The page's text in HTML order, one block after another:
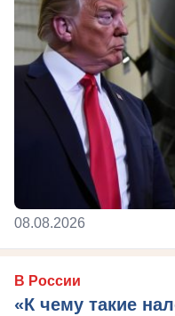
08.08.2026
В России
«К чему такие